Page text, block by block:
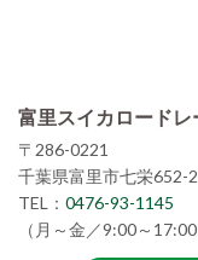
富里スイカロード
〒286-0221
千葉県富里市七栄652-
TEL： 0476-93-1145
（月～金／9:00～